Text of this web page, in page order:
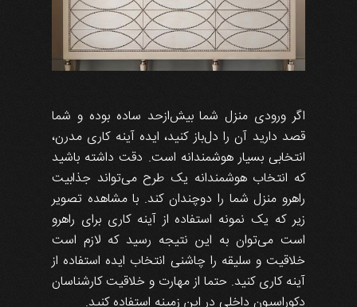
اگر ورودی منزل شما بیش‌ازحد ساده بوده و شما
قصد دارید آن را دل‌باز کنید، ایده آینه کاری مدرن،
انتخابی بسیار هوشمندانه است. دقت داشته باشید
که انتخاب هوشمندانه یک طرح می‌تواند جذابیت
راهرو منزل شما را دوچندان کند. با مشاهده تصویر
زیر که یک نمونه استفاده از آینه کاری برای راهرو
است می‌توان به این نتیجه رسید که لازم است
خلاقیت و سلیقه را چاشنی انتخاب ایده استفاده از
آینه کاری کنید. حتما از مهارت و خلاقیت کارشناسان